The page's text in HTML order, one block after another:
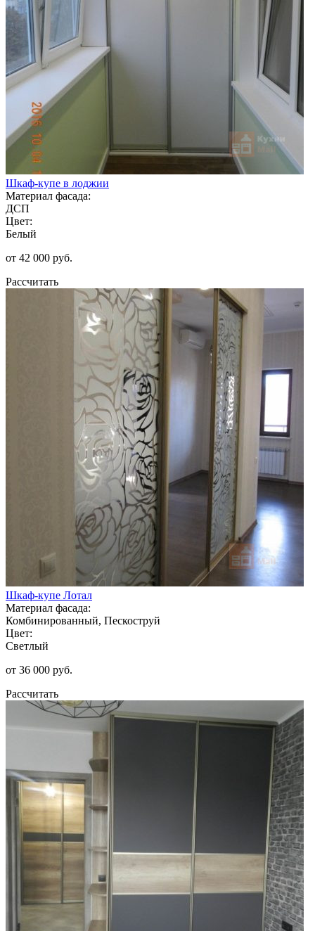
Шкаф-купе в лоджии
Материал фасада:
ДСП
Цвет:
Белый
от 42 000 руб.
Рассчитать
Шкаф-купе Лотал
Материал фасада:
Комбинированный, Пескоструй
Цвет:
Светлый
от 36 000 руб.
Рассчитать